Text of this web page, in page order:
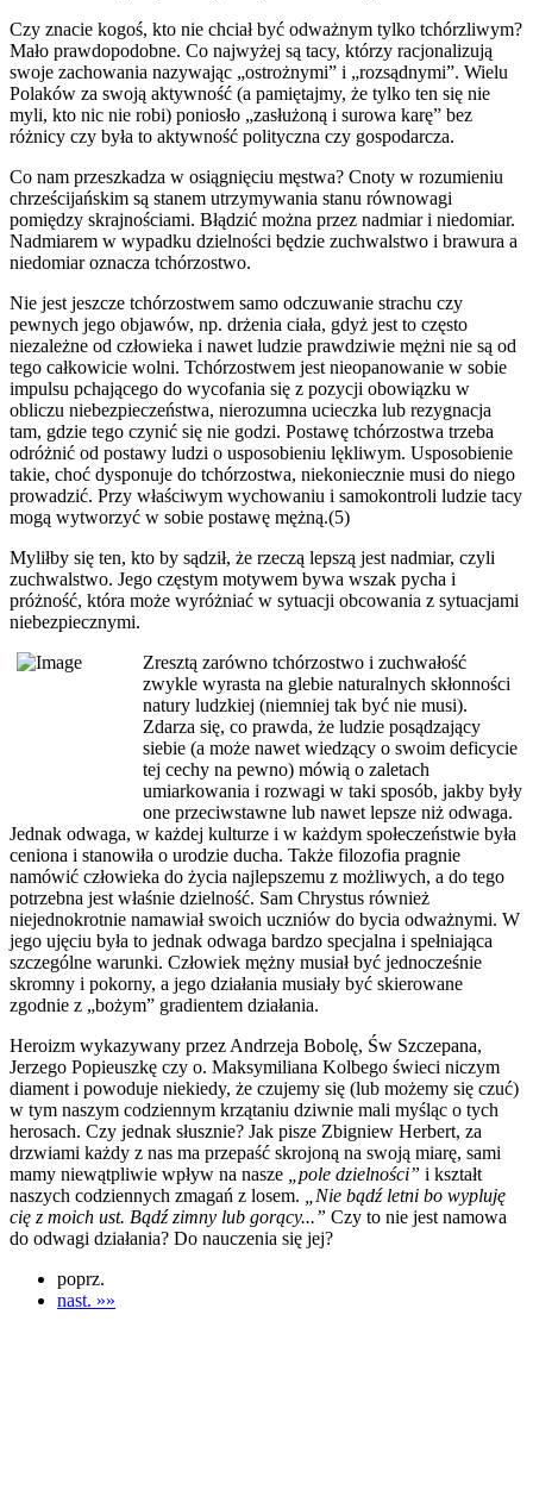
Czy znacie kogoś, kto nie chciał być odważnym tylko tchórzliwym?
Mało prawdopodobne. Co najwyżej są tacy, którzy racjonalizują
swoje zachowania nazywając „ostrożnymi” i „rozsądnymi”. Wielu
Polaków za swoją aktywność (a pamiętajmy, że tylko ten się nie
myli, kto nic nie robi) poniosło „zasłużoną i surowa karę” bez
różnicy czy była to aktywność polityczna czy gospodarcza.
Co nam przeszkadza w osiągnięciu męstwa? Cnoty w rozumieniu
chrześcijańskim są stanem utrzymywania stanu równowagi
pomiędzy skrajnościami. Błądzić można przez nadmiar i niedomiar.
Nadmiarem w wypadku dzielności będzie zuchwalstwo i brawura a
niedomiar oznacza tchórzostwo.
Nie jest jeszcze tchórzostwem samo odczuwanie strachu czy
pewnych jego objawów, np. drżenia ciała, gdyż jest to często
niezależne od człowieka i nawet ludzie prawdziwie mężni nie są od
tego całkowicie wolni. Tchórzostwem jest nieopanowanie w sobie
impulsu pchającego do wycofania się z pozycji obowiązku w
obliczu niebezpieczeństwa, nierozumna ucieczka lub rezygnacja
tam, gdzie tego czynić się nie godzi. Postawę tchórzostwa trzeba
odróżnić od postawy ludzi o usposobieniu lękliwym. Usposobienie
takie, choć dysponuje do tchórzostwa, niekoniecznie musi do niego
prowadzić. Przy właściwym wychowaniu i samokontroli ludzie tacy
mogą wytworzyć w sobie postawę mężną.(5)
Myliłby się ten, kto by sądził, że rzeczą lepszą jest nadmiar, czyli
zuchwalstwo. Jego częstym motywem bywa wszak pycha i
próżność, która może wyróżniać w sytuacji obcowania z sytuacjami
niebezpiecznymi.
Zresztą zarówno tchórzostwo i zuchwałość
zwykle wyrasta na glebie naturalnych skłonności
natury ludzkiej (niemniej tak być nie musi).
Zdarza się, co prawda, że ludzie posądzający
siebie (a może nawet wiedzący o swoim deficycie
tej cechy na pewno) mówią o zaletach
umiarkowania i rozwagi w taki sposób, jakby były
one przeciwstawne lub nawet lepsze niż odwaga.
Jednak odwaga, w każdej kulturze i w każdym społeczeństwie była
ceniona i stanowiła o urodzie ducha. Także filozofia pragnie
namówić człowieka do życia najlepszemu z możliwych, a do tego
potrzebna jest właśnie dzielność. Sam Chrystus również
niejednokrotnie namawiał swoich uczniów do bycia odważnymi. W
jego ujęciu była to jednak odwaga bardzo specjalna i spełniająca
szczególne warunki. Człowiek mężny musiał być jednocześnie
skromny i pokorny, a jego działania musiały być skierowane
zgodnie z „bożym” gradientem działania.
Heroizm wykazywany przez Andrzeja Bobolę, Św Szczepana,
Jerzego Popieuszkę czy o. Maksymiliana Kolbego świeci niczym
diament i powoduje niekiedy, że czujemy się (lub możemy się czuć)
w tym naszym codziennym krzątaniu dziwnie mali myśląc o tych
herosach. Czy jednak słusznie? Jak pisze Zbigniew Herbert, za
drzwiami każdy z nas ma przepaść skrojoną na swoją miarę, sami
mamy niewątpliwie wpływ na nasze
„pole dzielności” i kształt
naszych codziennych zmagań z losem.
„Nie bądź letni bo wypluję
cię z moich ust. Bądź zimny lub gorący...” Czy to nie jest namowa
do odwagi działania? Do nauczenia się jej?
poprz.
nast. »»